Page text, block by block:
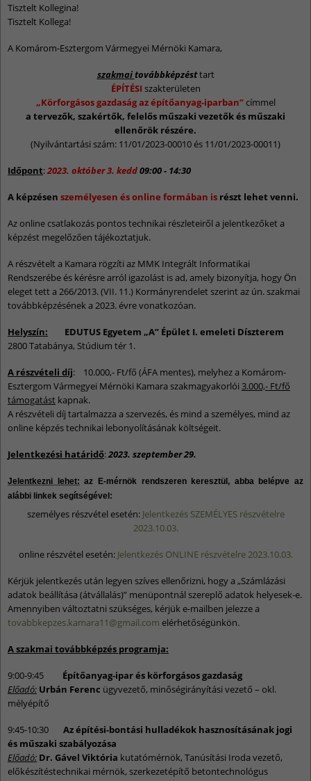
Tisztelt Kollegina!
Tisztelt Kollega!
A Komárom-Esztergom Vármegyei Mérnöki Kamara,
szakmai továbbképzésttart
ÉPÍTÉSI szakterületen
„Körforgásos gazdaság az építőanyag-iparban”címmel
a tervezők, szakértők, felelős műszaki vezetők és műszaki
ellenőrök részére.
(Nyilvántartási szám: 11/01/2023-00010 és 11/01/2023-00011)
Időpont:2023. október 3. kedd09:00 - 14:30
A képzésen személyesen és online formában is részt lehet venni.
Az online csatlakozás pontos technikai részleteiről a jelentkezőket a
képzést megelőzően tájékoztatjuk.
A részvételt a Kamara rögzíti az MMK Integrált Informatikai
Rendszerébe és kérésre arról igazolást is ad, amely bizonyítja, hogy Ön
eleget tett a 266/2013. (VII. 11.) Kormányrendelet szerint az ún. szakmai
továbbképzésének a 2023. évre vonatkozóan.
Helyszín:
EDUTUS Egyetem „A” Épület I. emeleti Díszterem
2800 Tatabánya, Stúdium tér 1.
A részvételi díj: 10.000,- Ft/fő (ÁFA mentes), melyhez a Komárom-
Esztergom Vármegyei Mérnöki Kamara szakmagyakorlói 3.000,- Ft/fő
támogatást kapnak.
A részvételi díj tartalmazza a szervezés, és mind a személyes, mind az
online képzés technikai lebonyolításának költségeit.
Jelentkezési határidő:2023. szeptember 29.
Jelentkezni lehet: az E-mérnök rendszeren keresztül, abba belépve az
alábbi linkek segítségével:
személyes részvétel esetén: Jelentkezés SZEMÉLYES részvételre
2023.10.03.
online részvétel esetén: Jelentkezés ONLINE részvételre 2023.10.03.
Kérjük jelentkezés után legyen szíves ellenőrizni, hogy a „Számlázási
adatok beállítása (átvállalás)” menüpontnál szereplő adatok helyesek-e.
Amennyiben változtatni szükséges, kérjük e-mailben jelezze a
tovabbkepzes.kamara11@gmail.com elérhetőségünkön.
A szakmai továbbképzés programja:
9:00-9:45 Építőanyag-ipar és körforgásos gazdaság
Előadó: Urbán Ferenc ügyvezető, minőségirányítási vezető – okl.
mélyépítő
9:45-10:30 Az építési-bontási hulladékok hasznosításának jogi
és műszaki szabályozása
Előadó: Dr. Gável Viktória kutatómérnök, Tanúsítási Iroda vezető,
előkészítéstechnikai mérnök, szerkezetépítő betontechnológus